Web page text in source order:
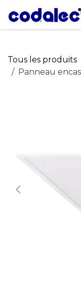
Se rendre au
Tous les produits
Panneau